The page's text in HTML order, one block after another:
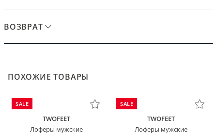
ВОЗВРАТ
ПОХОЖИЕ ТОВАРЫ
SALE
TWOFEET
Лоферы мужские
SALE
TWOFEET
Лоферы мужские